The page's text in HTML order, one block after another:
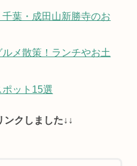
葉・成田山新勝寺のお
メ散策！ランチやお土
ット15選
クしました↓↓